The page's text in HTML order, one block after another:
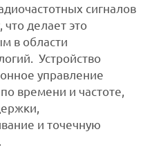
сигналов
делает это
в области
Устройство
управление
времени и частоте,
и точечную